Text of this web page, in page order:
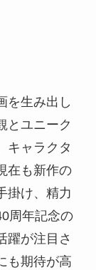
を生み出し
とユニーク
キャラクタ
在も新作の
掛け、精力
周年記念の
躍が注目さ
も期待が高